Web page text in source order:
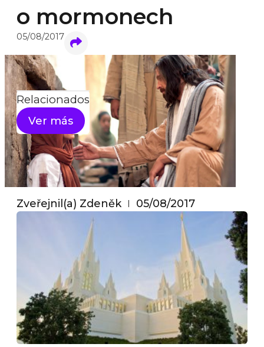
Search
Relacionados
Ver más
o mormonech
05/08/2017
Zveřejnil(a) Zdeněk 05/08/2017